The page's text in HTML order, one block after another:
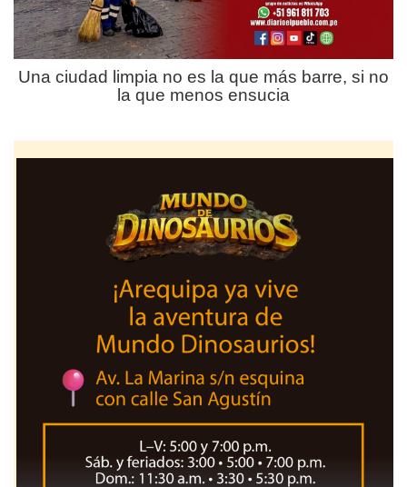
Una ciudad limpia no es la que más barre, si no
la que menos ensucia